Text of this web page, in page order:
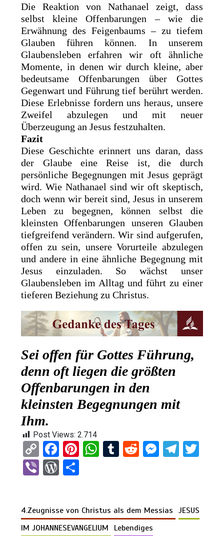
Die Reaktion von Nathanael zeigt, dass
selbst kleine Offenbarungen – wie die
Erwähnung des Feigenbaums – zu tiefem
Glauben führen können. In unserem
Glaubensleben erfahren wir oft ähnliche
Momente, in denen wir durch kleine, aber
bedeutsame Offenbarungen über Gottes
Gegenwart und Führung tief berührt werden.
Diese Erlebnisse fordern uns heraus, unsere
Zweifel abzulegen und mit neuer
Überzeugung an Jesus festzuhalten.
Fazit
Diese Geschichte erinnert uns daran, dass
der Glaube eine Reise ist, die durch
persönliche Begegnungen mit Jesus geprägt
wird. Wie Nathanael sind wir oft skeptisch,
doch wenn wir bereit sind, Jesus in unserem
Leben zu begegnen, können selbst die
kleinsten Offenbarungen unseren Glauben
tiefgreifend verändern. Wir sind aufgerufen,
offen zu sein, unsere Vorurteile abzulegen
und andere in eine ähnliche Begegnung mit
Jesus einzuladen. So wächst unser
Glaubensleben im Alltag und führt zu einer
tieferen Beziehung zu Christus.
Sei offen für Gottes Führung,
denn oft liegen die größten
Offenbarungen in den
kleinsten Begegnungen mit
Ihm.
Post Views: 2.714
C
o
py
n
k
F
a
ce
o
o
Pi
t
W
A
p
T
r
R
t
M
g
T
a
Vi W
Pr
es
n
4.Zeugnisse von Christus als dem Messias
JESUS
IM JOHANNESEVANGELIUM
Lebendiges